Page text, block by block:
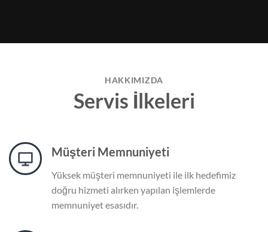
HAKKIMIZDA
Servis İlkeleri
Müşteri Memnuniyeti
Yüksek müşteri memnuniyeti ile ilk hedefimiz
doğru hizmeti alırken yapılan işlemlerde
memnuniyet esasıdır.